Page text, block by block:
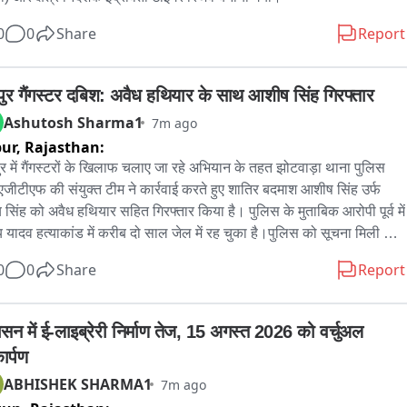
0 Share Report
गैंगस्टर दबिश: अवैध हथियार के साथ आशीष सिंह गिरफ्तार
Ashutosh Sharma1 7m ago
Rajasthan:
में गैंगस्टरों के खिलाफ चलाए जा रहे अभियान के तहत झोटवाड़ा थाना पुलिस
की संयुक्त टीम ने कार्रवाई करते हुए शातिर बदमाश आशीष सिंह उर्फ
सिंह को अवैध हथियार सहित गिरफ्तार किया है। पुलिस के मुताबिक आरोपी पूर्व में
हत्याकांड में करीब दो साल जेल में रह चुका है।पुलिस को सूचना मिली कि
है। सूचना के आधार पर टीम ने कार्रवाई करते हुए उसे अवैध हथियार के साथ
दो साल जेल में रहने के दौरान उसकी पहचान कई बदमाशों से हुई। जमानत पर
आने के बाद आर्थिक स्थिति कमजोर होने के कारण वह सट्टा लाइन से जुड़ गया।
सटोरियों को डराने-धमकाने और उनसे अवैध वसूली करने लगा। इसके अलावा
बदमाशों के जरिए सटोरियों और व्यापारियों को फोन करवाकर धमकाता था।
0 Share Report
में ई-लाइब्रेरी निर्माण तेज, 15 अगस्त 2026 को वर्चुअल
ABHISHEK SHARMA1 7m ago